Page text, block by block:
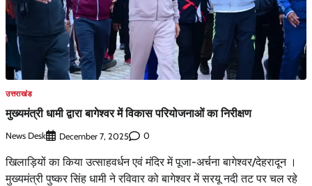
उत्तराखंड
मुख्यमंत्री धामी द्वारा बागेश्वर में विकास परियोजनाओं का निरीक्षण
News Desk December 7, 2025 0
खिलाड़ियों का किया उत्साहवर्धन एवं मंदिर में पूजा-अर्चना बागेश्वर/देहरादून ।
मुख्यमंत्री पुष्कर सिंह धामी ने रविवार को बागेश्वर में सरयू नदी तट पर चल रहे